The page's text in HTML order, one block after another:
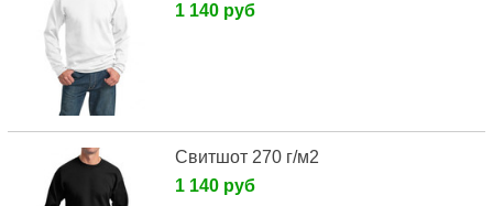
1 140 руб
Cвитшот 270 г/м2
1 140 руб